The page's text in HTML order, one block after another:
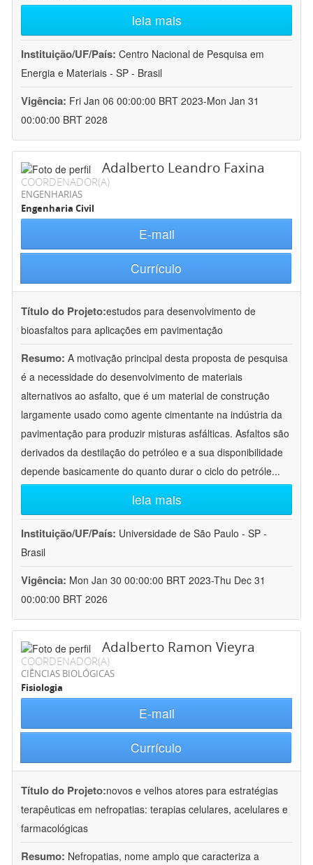
leia mais
Instituição/UF/País: Centro Nacional de Pesquisa em
Energia e Materiais - SP - Brasil
Vigência: Fri Jan 06 00:00:00 BRT 2023-Mon Jan 31
00:00:00 BRT 2028
Adalberto Leandro Faxina
COORDENADOR(A)
ENGENHARIAS
Engenharia Civil
E-mail
Currículo
Título do Projeto:estudos para desenvolvimento de
bioasfaltos para aplicações em pavimentação
Resumo: A motivação principal desta proposta de pesquisa
é a necessidade do desenvolvimento de materiais
alternativos ao asfalto, que é um material de construção
largamente usado como agente cimentante na indústria da
pavimentação para produzir misturas asfálticas. Asfaltos são
derivados da destilação do petróleo e a sua disponibilidade
depende basicamente do quanto durar o ciclo do petróle...
leia mais
Instituição/UF/País: Universidade de São Paulo - SP -
Brasil
Vigência: Mon Jan 30 00:00:00 BRT 2023-Thu Dec 31
00:00:00 BRT 2026
Adalberto Ramon Vieyra
COORDENADOR(A)
CIÊNCIAS BIOLÓGICAS
Fisiologia
E-mail
Currículo
Título do Projeto:novos e velhos atores para estratégias
terapêuticas em nefropatias: terapias celulares, acelulares e
farmacológicas
Resumo: Nefropatias, nome amplo que caracteriza a